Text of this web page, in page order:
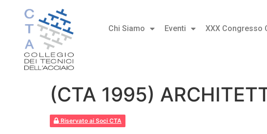
Chi Siamo Eventi XXX Congresso
(CTA 1995)
Riservato ai Soci CTA